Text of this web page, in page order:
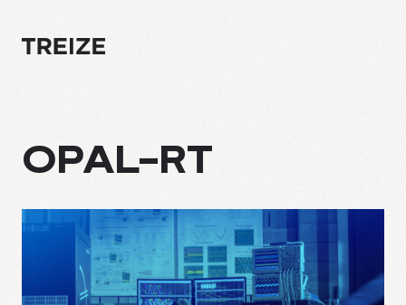
À PROPOS
EXPERTISE
PROJETS
OPAL-RT